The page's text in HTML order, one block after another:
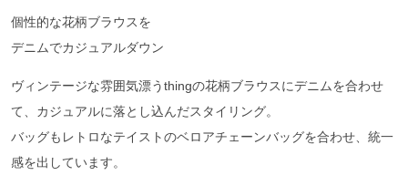
個性的な花柄ブラウスを
デニムでカジュアルダウン
ヴィンテージな雰囲気漂うthingの花柄ブラウスにデニムを合わせ
て、カジュアルに落とし込んだスタイリング。
バッグもレトロなテイストのベロアチェーンバッグを合わせ、統一
感を出しています。